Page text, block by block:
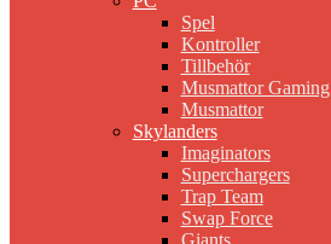
Spel
Kontroller
Tillbehör
Musmattor Gaming
Musmattor
Skylanders
Imaginators
Superchargers
Trap Team
Swap Force